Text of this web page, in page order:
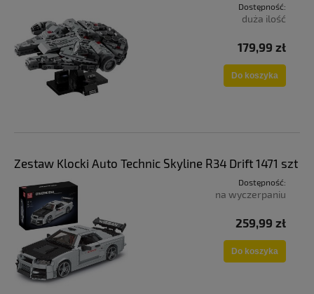
Dostępność:
duża ilość
179,99 zł
Do koszyka
Zestaw Klocki Auto Technic Skyline R34 Drift 1471 szt
Dostępność:
na wyczerpaniu
259,99 zł
Do koszyka